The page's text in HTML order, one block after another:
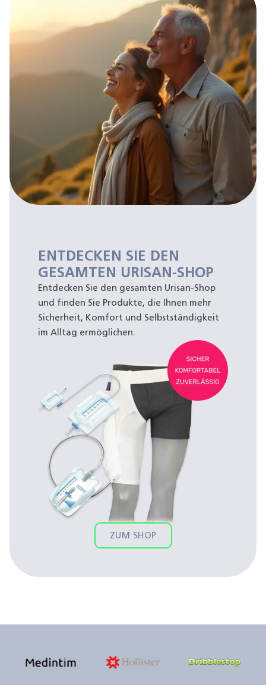
ENTDECKEN SIE DEN
GESAMTEN URISAN-SHOP
Entdecken Sie den gesamten Urisan-Shop
und finden Sie Produkte, die Ihnen mehr
Sicherheit, Komfort und Selbstständigkeit
im Alltag ermöglichen.
ZUM SHOP